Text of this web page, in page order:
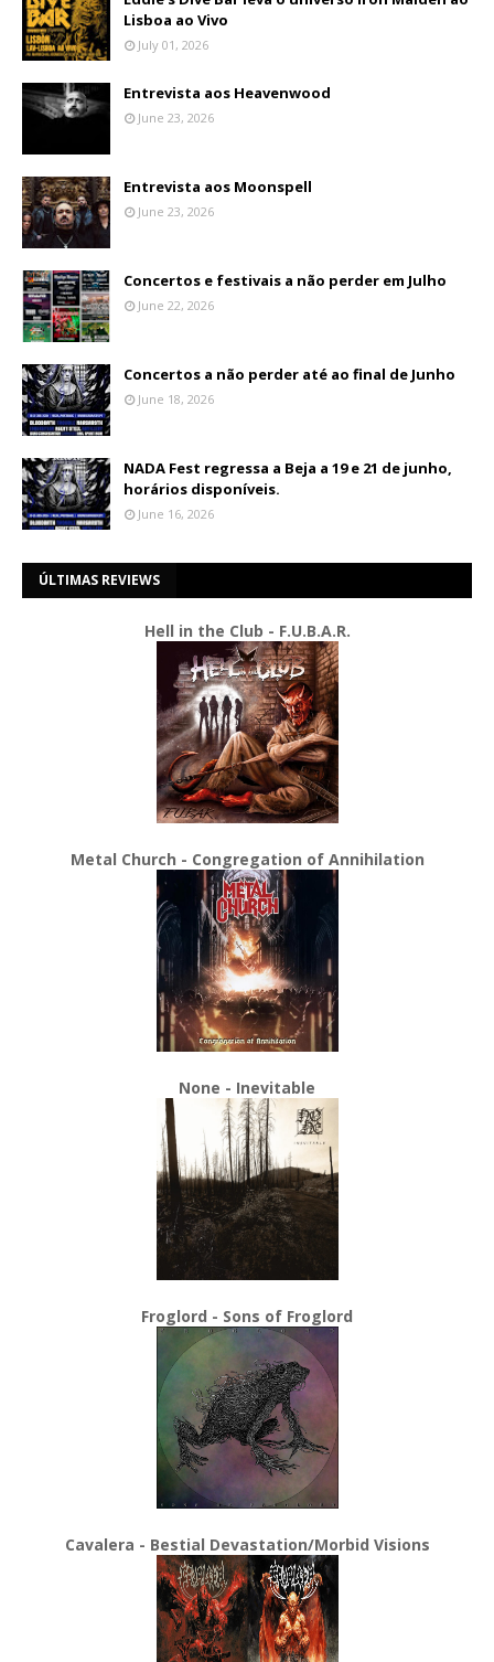
Lisboa ao Vivo
July 01, 2026
Entrevista aos Heavenwood
June 23, 2026
Entrevista aos Moonspell
June 23, 2026
Concertos e festivais a não perder em Julho
June 22, 2026
Concertos a não perder até ao final de Junho
June 18, 2026
NADA Fest regressa a Beja a 19 e 21 de junho,
horários disponíveis.
June 16, 2026
ÚLTIMAS REVIEWS
Hell in the Club - F.U.B.A.R.
Metal Church - Congregation of Annihilation
None - Inevitable
Froglord - Sons of Froglord
Cavalera - Bestial Devastation/Morbid Visions